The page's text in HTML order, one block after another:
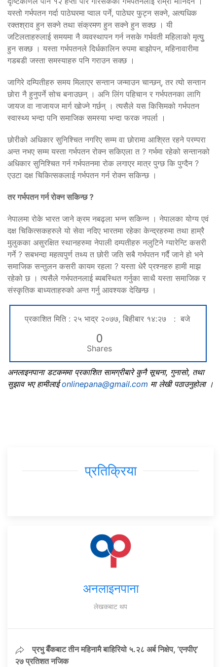
यस्तो गर्भपतन गर्दा पाठेघरमा प्वाल पर्ने, पाठेघर फुट्न सक्ने, अत्यधिक
रक्तश्राव हुन सक्ने तथा संक्रमण हुन सक्ने हुन सक्छ । यी
जटिलताहरुलाई समयमा नै व्यवस्थापन गर्न नसके गर्भवती महिलाको मृत्युु
हुन सक्छ । यस्ता गर्भपतनले दिर्धकालिन रुपमा बाझोपन, महिनावारीमा
गडबडी जस्ता समस्याहरु पनि गराउन सक्छ ।
जागिरे दम्पितीहरु समय मिलाएर सन्तान जन्माउन चान्छन्, तर त्यो सन्तान
छोरा नै हुनुपर्ने सोच बनाउछन् । अनि लिंग पहिचान र गर्भपतनका लागि
जायज वा नाजायज मार्ग खोज्ने गर्छन् । त्यसैले यस किसिमको गर्भपतन
स्वास्थ्य भन्दा पनि समाजिक समस्या भन्दा फरक नपर्ला ।
छोरीको अधिकार सुनिश्चित नगरिए सम्म वा छोरामा आश्रित रहने परम्परा
अन्त नभए सम्म यस्ता गर्भपतन रोक्न सकिएला त ? गर्भमा रहेको सन्तानको
अधिकार सुनिश्चित गर्न गर्भपतनमा रोक लगाएर मात्र पुग्छ कि पुग्दैन ?
एउटा दक्ष चिकित्सकलाई गर्भपतन गर्न रोक्न सकिन्छ ।
तर गर्भपतन गर्न रोक्न सकिन्छ ?
नेपालमा रोके भारत जाने क्रम नबढ्ला भन्न सकिन्न । नेपालका योग्य एवं
दक्ष चिकित्सकहरुले यो सेवा नदिए भारतमा रहेका केन्द्रहरुमा तथा हाम्रै
मुलुकका असुरक्षित स्थानहरुमा नेपाली दम्पतीहरु नलुटिने ग्यारेन्टि कसरी
गर्ने ? सबभन्दा महत्वपुर्ण तथ्य त छोरी जति सबै गर्भपतन गर्दै जाने हो भने
समाजिक सन्तुलन कसरी कायम रहला ? यस्ता धेरै प्रश्नहरु हामी माझ
रहेको छ । त्यसैले गर्भपतनलाई ब्यबस्थित गर्नुका साथै यस्ता समाजिक र
संस्कृतिक बाध्यताहरुको अन्त गर्नु आवश्यक देखिन्छ ।
प्रकाशित मिति : २५ भाद्र २०७७, बिहीबार १४:२७ : बजे
0
Shares
अनलाइनपाना डटकममा प्रकाशित सामग्रीबारे कुनै सूचना, गुनासो, तथा
सुझाव भए हामीलाईonlinepana@gmail.com मा लेखी पठाउनुहोला ।
प्रतिक्रिया
अनलाइनपाना
लेखकबाट थप
प्रभु बैँकबाट तीन महिनामै बाहिरियो ५.२८ अर्ब निक्षेप, ‘एनपीए’
२७ प्रतिशत नजिक